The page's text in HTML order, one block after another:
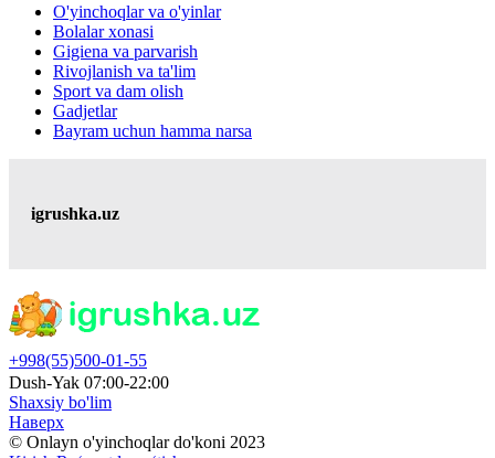
O'yinchoqlar va o'yinlar
Bolalar xonasi
Gigiena va parvarish
Rivojlanish va ta'lim
Sport va dam olish
Gadjetlar
Bayram uchun hamma narsa
igrushka.uz
+998(55)500-01-55
Dush-Yak 07:00-22:00
Shaxsiy bo'lim
Наверх
© Onlayn o'yinchoqlar do'koni 2023